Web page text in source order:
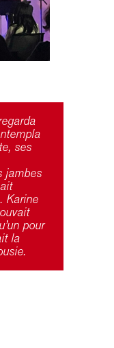
ses
jambes
Karine
pour
la